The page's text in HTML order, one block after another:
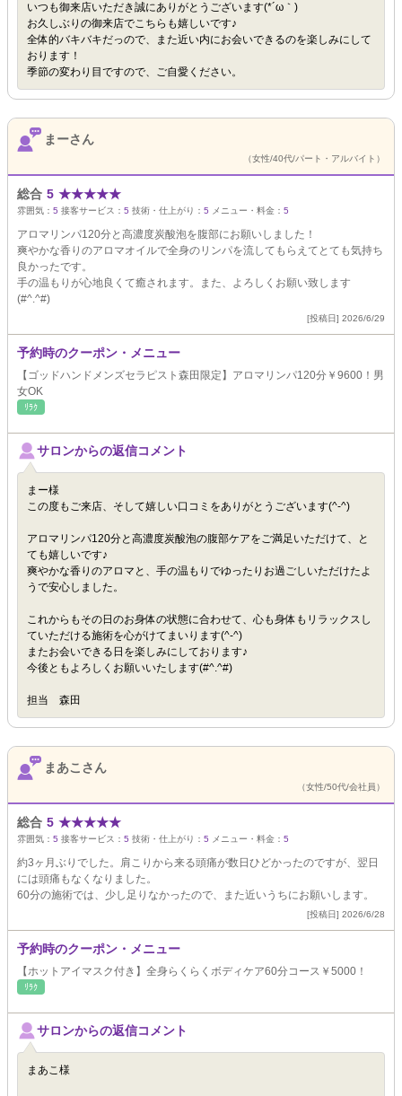
いつも御来店いただき誠にありがとうございます(*´ω｀)
お久しぶりの御来店でこちらも嬉しいです♪
全体的バキバキだっので、また近い内にお会いできるのを楽しみにして
おります！
季節の変わり目ですので、ご自愛ください。
まーさん
（女性/40代/パート・アルバイト）
総合 5 ★★★★★
雰囲気： 5 接客サービス： 5 技術・仕上がり： 5 メニュー・料金： 5
アロマリンパ120分と高濃度炭酸泡を腹部にお願いしました！
爽やかな香りのアロマオイルで全身のリンパを流してもらえてとても気持ち
良かったです。
手の温もりが心地良くて癒されます。また、よろしくお願い致します
(#^.^#)
[投稿日] 2026/6/29
予約時のクーポン・メニュー
【ゴッドハンドメンズセラピスト森田限定】アロマリンパ120分￥9600！男
女OK
ﾘﾗｸ
サロンからの返信コメント
まー様
この度もご来店、そして嬉しい口コミをありがとうございます(^-^)
アロマリンパ120分と高濃度炭酸泡の腹部ケアをご満足いただけて、と
ても嬉しいです♪
爽やかな香りのアロマと、手の温もりでゆったりお過ごしいただけたよ
うで安心しました。
これからもその日のお身体の状態に合わせて、心も身体もリラックスし
ていただける施術を心がけてまいります(^-^)
またお会いできる日を楽しみにしております♪
今後ともよろしくお願いいたします(#^.^#)
担当 森田
まあこさん
（女性/50代/会社員）
総合 5 ★★★★★
雰囲気： 5 接客サービス： 5 技術・仕上がり： 5 メニュー・料金： 5
約3ヶ月ぶりでした。肩こりから来る頭痛が数日ひどかったのですが、翌日
には頭痛もなくなりました。
60分の施術では、少し足りなかったので、また近いうちにお願いします。
[投稿日] 2026/6/28
予約時のクーポン・メニュー
【ホットアイマスク付き】全身らくらくボディケア60分コース￥5000！
ﾘﾗｸ
サロンからの返信コメント
まあこ様